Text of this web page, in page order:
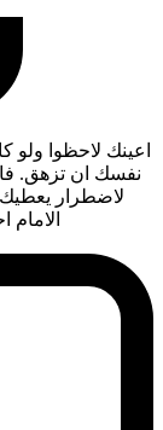
اعينك لاحظوا ولو
نفسك ان تزهق.
لاضطرار يعطيك